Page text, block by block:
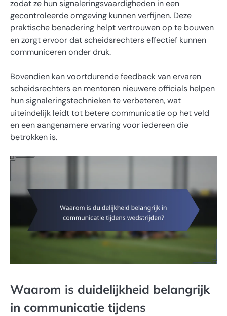
zodat ze hun signaleringsvaardigheden in een
gecontroleerde omgeving kunnen verfijnen. Deze
praktische benadering helpt vertrouwen op te bouwen
en zorgt ervoor dat scheidsrechters effectief kunnen
communiceren onder druk.
Bovendien kan voortdurende feedback van ervaren
scheidsrechters en mentoren nieuwere officials helpen
hun signaleringstechnieken te verbeteren, wat
uiteindelijk leidt tot betere communicatie op het veld
en een aangenamere ervaring voor iedereen die
betrokken is.
Waarom is duidelijkheid belangrijk
in communicatie tijdens